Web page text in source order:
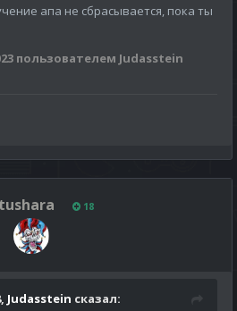
апа не сбрасывается, пока ты
пользователем Judasstein
18
Judasstein сказал: